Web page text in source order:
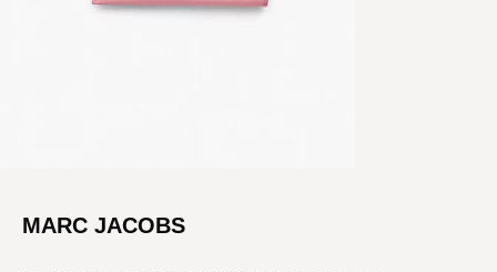
MARC JACOBS